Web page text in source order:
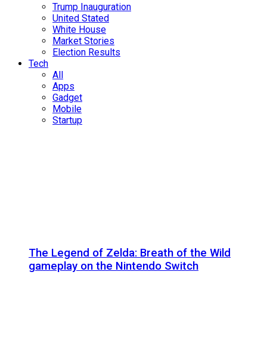
Trump Inauguration
United Stated
White House
Market Stories
Election Results
Tech
All
Apps
Gadget
Mobile
Startup
The Legend of Zelda: Breath of the Wild
gameplay on the Nintendo Switch